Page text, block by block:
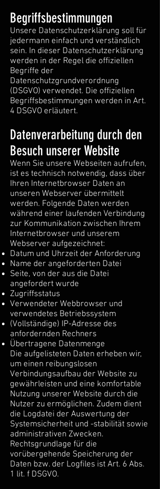
Begriffsbestimmungen
Unsere Datenschutzerklärung soll für
jedermann einfach und verständlich
sein. In dieser Datenschutzerklärung
werden in der Regel die offiziellen
Begriffe der
Datenschutzgrundverordnung
(DSGVO) verwendet. Die offiziellen
Begriffsbestimmungen werden in Art.
4 DSGVO erläutert.
Datenverarbeitung durch den
Besuch unserer Website
Wenn Sie unsere Webseiten aufrufen,
ist es technisch notwendig, dass über
Ihren Internetbrowser Daten an
unseren Webserver übermittelt
werden. Folgende Daten werden
während einer laufenden Verbindung
zur Kommunikation zwischen Ihrem
Internetbrowser und unserem
Webserver aufgezeichnet:
Datum und Uhrzeit der Anforderung
Name der angeforderten Datei
Seite, von der aus die Datei
angefordert wurde
Zugriffsstatus
Verwendeter Webbrowser und
verwendetes Betriebssystem
(Vollständige) IP-Adresse des
anfordernden Rechners
Übertragene Datenmenge
Die aufgelisteten Daten erheben wir,
um einen reibungslosen
Verbindungsaufbau der Website zu
gewährleisten und eine komfortable
Nutzung unserer Website durch die
Nutzer zu ermöglichen. Zudem dient
die Logdatei der Auswertung der
Systemsicherheit und -stabilität sowie
administrativen Zwecken.
Rechtsgrundlage für die
vorübergehende Speicherung der
Daten bzw. der Logfiles ist Art. 6 Abs.
1 lit. f DSGVO.